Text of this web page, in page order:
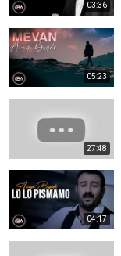
03:36
05:23
27:48
04:17